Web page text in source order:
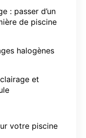
: passer d’un
de piscine
halogènes
et
votre piscine